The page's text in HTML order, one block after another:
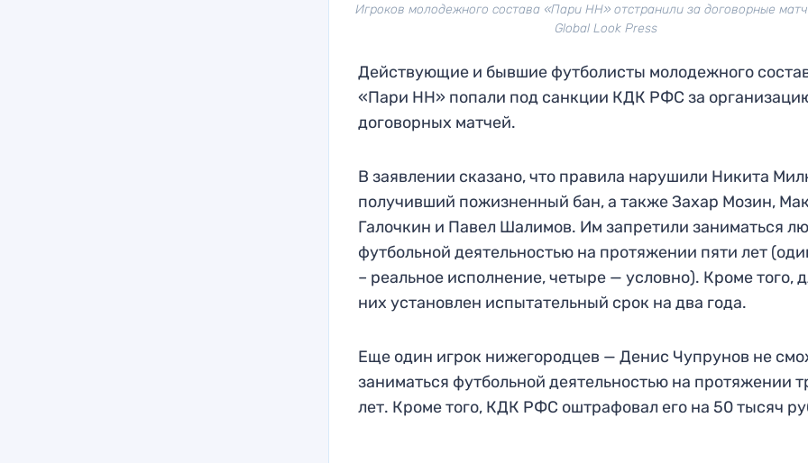
Игроков молодежного состава «Пари НН» отстранили за договорные
Global Look Press
Действующие и бывшие футболисты молодежного
«Пари НН» попали под санкции КДК РФС за
договорных матчей.
В заявлении сказано, что правила нарушили Никита
получивший пожизненный бан, а также Захар Мозин,
Галочкин и Павел Шалимов. Им запретили заниматься
футбольной деятельностью на протяжении пяти лет
– реальное исполнение, четыре — условно). Кроме того,
них установлен испытательный срок на два года.
Еще один игрок нижегородцев — Денис Чупрунов не
заниматься футбольной деятельностью на протяжении
лет. Кроме того, КДК РФС оштрафовал его на 50 тысяч